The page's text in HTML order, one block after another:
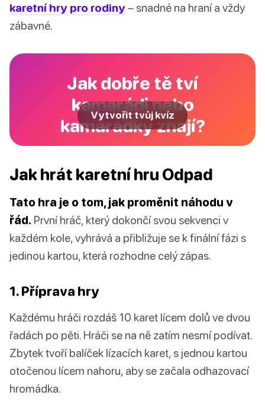
karetní hry pro rodiny – snadné na hraní a vždy
zábavné.
Jak dobře tě tví
kamarádi nebo
kamarádky znají?
Vytvořit tvůj kvíz
Jak hrát karetní hru Odpad
Tato hra je o tom, jak proměnit náhodu v
řád. První hráč, který dokončí svou sekvenci v
každém kole, vyhrává a přibližuje se k finální fázi s
jedinou kartou, která rozhodne celý zápas.
1. Příprava hry
Každému hráči rozdáš 10 karet lícem dolů ve dvou
řadách po pěti. Hráči se na ně zatím nesmí podívat.
Zbytek tvoří balíček lízacích karet, s jednou kartou
otočenou lícem nahoru, aby se začala odhazovací
hromádka.